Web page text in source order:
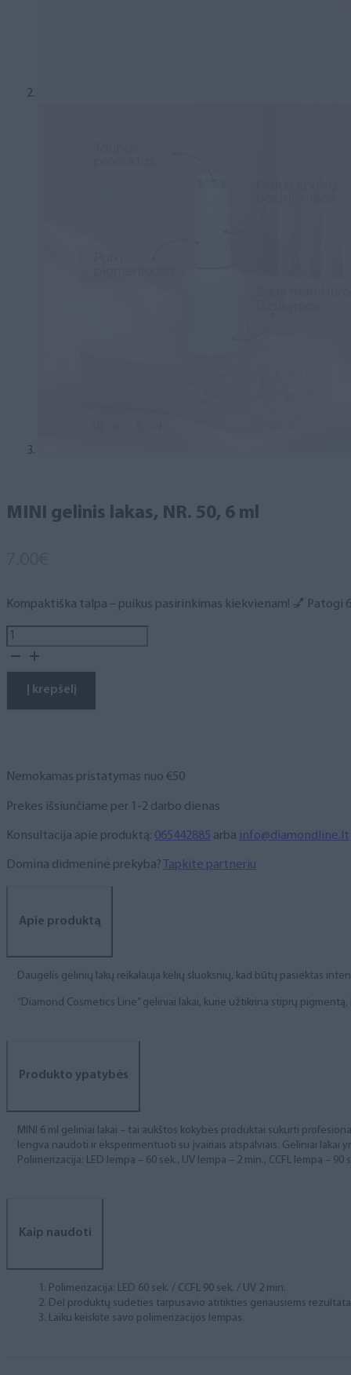
MINI gelinis lakas, NR. 50, 6 ml
Kompaktiška talpa – puikus pasirinkimas kiekvienam! 💅
produkto
kiekis:
gelinis
lakas,
Į krepšelį
Nemokamas pristatymas nuo €50
Prekes išsiunčiame per 1-2 darbo dienas
Konsultacija apie produktą: 065442885 arba info@diamondline.lt
Domina didmeninė prekyba? Tapkite partneriu
Apie produktą
Daugelis gelinių lakų reikalauja kelių sluoksnių, kad būtų pasiektas
“Diamond Cosmetics Line” geliniai lakai, kurie užtikrina stiprų
Produkto ypatybės
MINI 6 ml geliniai lakai – tai aukštos kokybės produktai sukurti
lengva naudoti ir eksperimentuoti su įvairiais atspalviais. Geliniai lakai
Polimerizacija: LED lempa – 60 sek., UV lempa – 2 min., CCFL lempa – 90
Kaip naudoti
Polimerizacija: LED 60 sek. / CCFL 90 sek. / UV 2 min.
Dėl produktų sudėties tarpusavio atitikties geriausiems
Laiku keiskite savo polimerizacijos lempas.